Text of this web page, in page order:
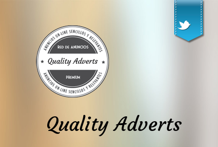
Quality Adverts